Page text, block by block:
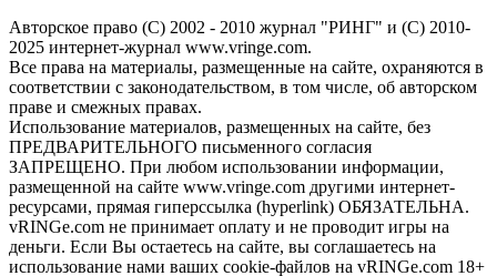
Авторское право (С) 2002 - 2010 журнал "РИНГ" и (С) 2010-
2025 интернет-журнал www.vringe.com.
Все права на материалы, размещенные на сайте, охраняются в
соответствии с законодательством, в том числе, об авторском
праве и смежных правах.
Использование материалов, размещенных на сайте, без
ПРЕДВАРИТЕЛЬНОГО письменного согласия
ЗАПРЕЩЕНО. При любом использовании информации,
размещенной на сайте www.vringe.com другими интернет-
ресурсами, прямая гиперссылка (hyperlink) ОБЯЗАТЕЛЬНА.
vRINGe.com не принимает оплату и не проводит игры на
деньги. Если Вы остаетесь на сайте, вы соглашаетесь на
использование нами ваших cookie-файлов на vRINGe.com 18+